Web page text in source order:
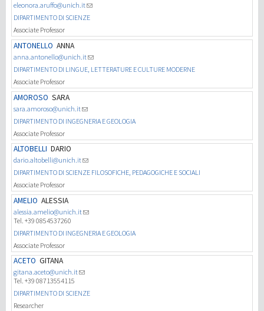
eleonora.aruffo@unich.it
DIPARTIMENTO DI SCIENZE
Associate Professor
ANTONELLO ANNA
anna.antonello@unich.it
DIPARTIMENTO DI LINGUE, LETTERATURE E CULTURE MODERNE
Associate Professor
AMOROSO SARA
sara.amoroso@unich.it
DIPARTIMENTO DI INGEGNERIA E GEOLOGIA
Associate Professor
ALTOBELLI DARIO
dario.altobelli@unich.it
DIPARTIMENTO DI SCIENZE FILOSOFICHE, PEDAGOGICHE E SOCIALI
Associate Professor
AMELIO ALESSIA
alessia.amelio@unich.it
Tel. +39 0854537260
DIPARTIMENTO DI INGEGNERIA E GEOLOGIA
Associate Professor
ACETO GITANA
gitana.aceto@unich.it
Tel. +39 08713554115
DIPARTIMENTO DI SCIENZE
Researcher